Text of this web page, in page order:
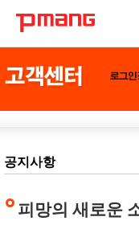
공지사항
피망의 새로운